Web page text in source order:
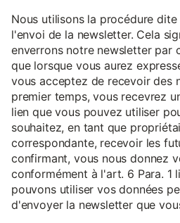
Nous utilisons la procédure
l'envoi de la newsletter. Cela
enverrons notre newsletter par
que lorsque vous aurez
vous acceptez de recevoir des
premier temps, vous recevrez
lien que vous pouvez utiliser
souhaitez, en tant que
correspondante, recevoir les
confirmant, vous nous donnez
conformément à l'art. 6 Para. 1
pouvons utiliser vos données
d'envoyer la newsletter que